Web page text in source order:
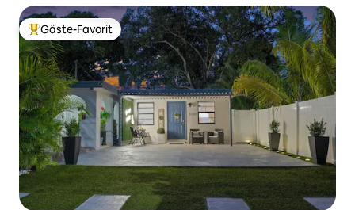
Beliebter Gäste-Favorit.
Gäste-Favorit